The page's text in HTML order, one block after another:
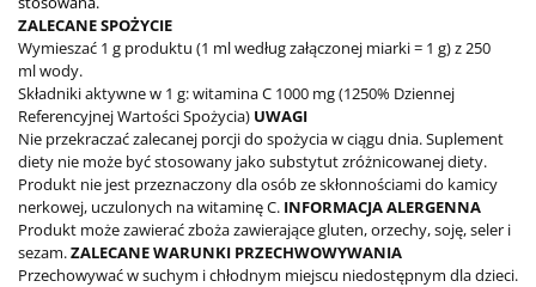
ZALECANE SPOŻYCIE
Wymieszać 1 g produktu (1 ml według załączonej miarki = 1 g) z 250
ml wody.
Składniki aktywne w 1 g: witamina C 1000 mg (1250% Dziennej
Referencyjnej Wartości Spożycia) UWAGI
Nie przekraczać zalecanej porcji do spożycia w ciągu dnia.Suplement
diety nie może być stosowany jako substytut zróżnicowanej diety.
Produkt nie jest przeznaczony dla osób ze skłonnościami do kamicy
nerkowej, uczulonych na witaminę C. INFORMACJA ALERGENNA
Produkt może zawierać zboża zawierające gluten, orzechy, soję, seler i
sezam.ZALECANE WARUNKI PRZECHWOWYWANIA
Przechowywać w suchym i chłodnym miejscu niedostępnym dla dzieci.